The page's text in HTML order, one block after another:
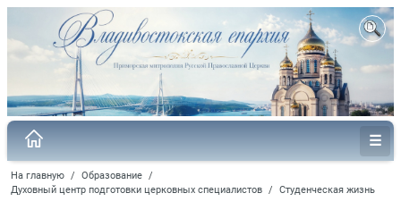
На главную / Образование /
Духовный центр подготовки церковных специалистов / Студенческая жизнь